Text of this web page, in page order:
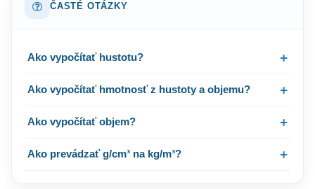
ČASTÉ OTÁZKY
Ako vypočítať hustotu?
Ako vypočítať hmotnosť z hustoty a objemu?
Ako vypočítať objem?
Ako prevádzať g/cm³ na kg/m³?